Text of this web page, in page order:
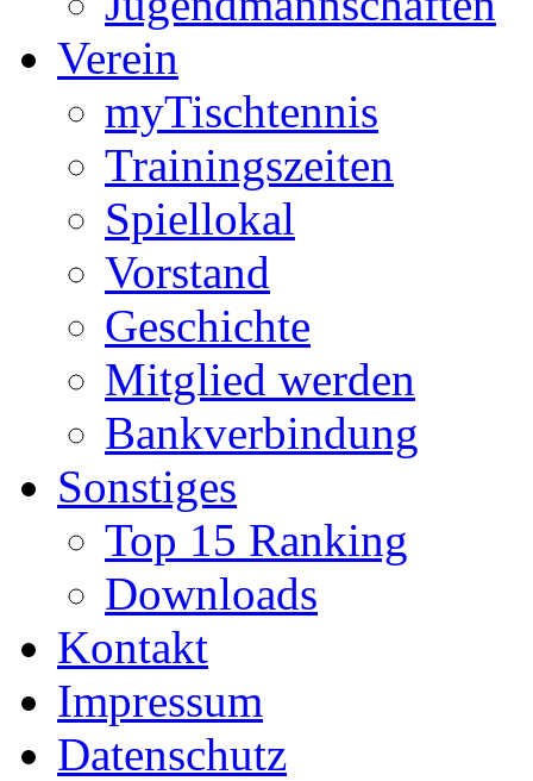
Verein
myTischtennis
Trainingszeiten
Spiellokal
Vorstand
Geschichte
Mitglied werden
Bankverbindung
Sonstiges
Top 15 Ranking
Downloads
Kontakt
Impressum
Datenschutz